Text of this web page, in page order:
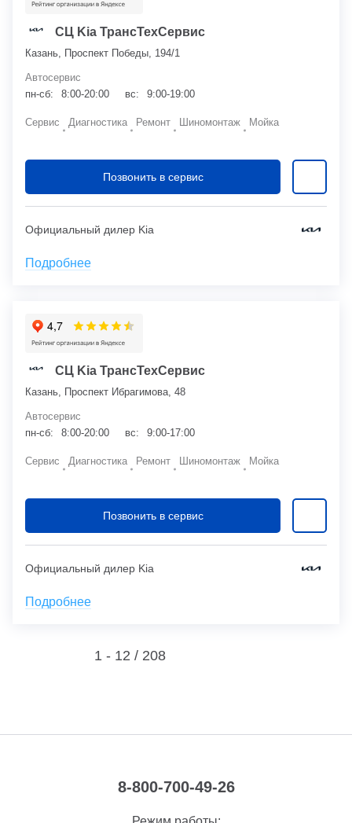
СЦ Kia ТрансТехСервис
Казань, Проспект Победы, 194/1
Автосервис
пн-сб:
8:00-20:00 вс: 9:00-19:00
Сервис Диагностика Ремонт Шиномонтаж Мойка
Позвонить в сервис
Официальный дилер Kia
Подробнее
СЦ Kia ТрансТехСервис
Казань, Проспект Ибрагимова, 48
Автосервис
пн-сб:
8:00-20:00 вс: 9:00-17:00
Сервис Диагностика Ремонт Шиномонтаж Мойка
Позвонить в сервис
Официальный дилер Kia
Подробнее
1 - 12 / 208
8-800-700-49-26